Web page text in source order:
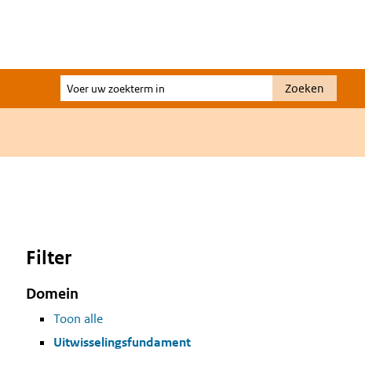
Voer
uw
Zoeken
Filter
Domein
Toon alle
Uitwisselingsfundament